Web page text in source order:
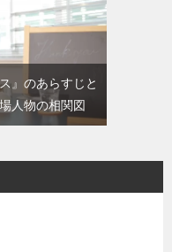
』のあらすじと
人物の相関図